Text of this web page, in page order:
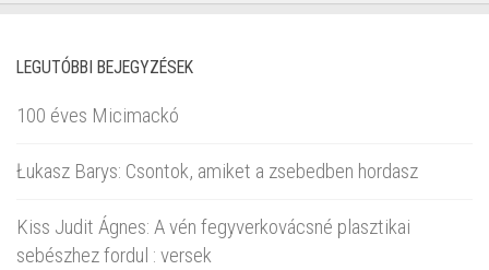
LEGUTÓBBI BEJEGYZÉSEK
100 éves Micimackó
Łukasz Barys: Csontok, amiket a zsebedben hordasz
Kiss Judit Ágnes: A vén fegyverkovácsné plasztikai
sebészhez fordul : versek